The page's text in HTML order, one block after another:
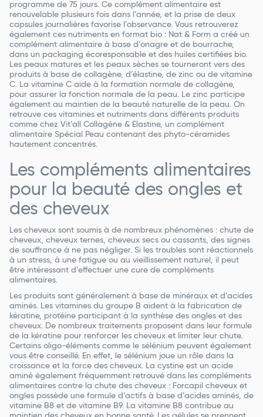
programme de 75 jours. Ce complément alimentaire est
renouvelable plusieurs fois dans l’année, et la prise de deux
capsules journalières favorise l’observance. Vous retrouverez
également ces nutriments en format bio : Nat & Form a créé un
complément alimentaire à base d’onagre et de bourrache,
dans un packaging écoresponsable et des huiles certifiées bio.
Les peaux matures et les peaux sèches se tourneront vers des
produits à base de collagène, d’élastine, de zinc ou de vitamine
C. La vitamine C aide à la formation normale de collagène,
pour assurer la fonction normale de la peau. Le zinc participe
également au maintien de la beauté naturelle de la peau. On
retrouve ces vitamines et nutriments dans différents produits
comme chez Vit’all Collagène & Elastine, un complément
alimentaire Spécial Peau contenant des phyto-céramides
hautement concentrés.
Les compléments alimentaires
pour la beauté des ongles et
des cheveux
Les cheveux sont soumis à de nombreux phénomènes : chute de
cheveux, cheveux ternes, cheveux secs ou cassants, des signes
de souffrance à ne pas négliger. Si les troubles sont réactionnels
à un stress, à une fatigue ou au vieillissement naturel, il peut
être intéressant d’effectuer une cure de compléments
alimentaires.
Les produits sont généralement à base de minéraux et d’acides
aminés. Les vitamines du groupe B aident à la fabrication de
kératine, protéine participant à la synthèse des ongles et des
cheveux. De nombreux traitements proposent dans leur formule
de la kératine pour renforcer les cheveux et limiter leur chute.
Certains oligo-éléments comme le sélénium peuvent également
vous être conseillé. En effet, le sélénium joue un rôle dans la
croissance et la force des cheveux. La cystine est un acide
aminé également fréquemment retrouvé dans les compléments
alimentaires contre la chute des cheveux : Forcapil cheveux et
ongles possède une formule d’actifs à base d’acides aminés, de
vitamine B8 et de vitamine B9. La vitamine B8 contribue au